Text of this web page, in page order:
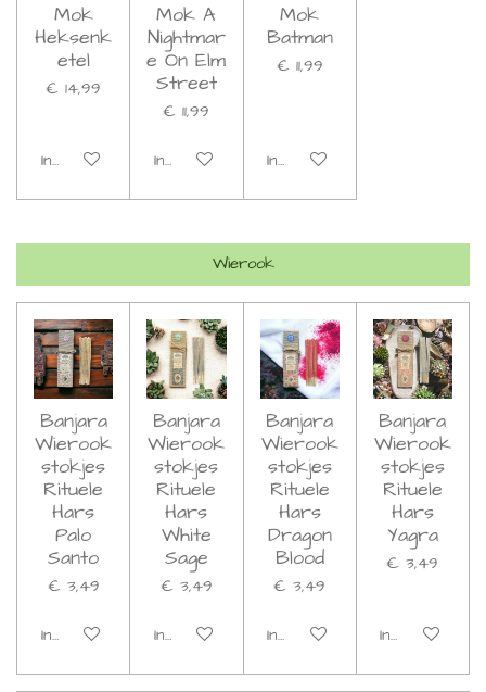
Mok
Heksenk
etel
€ 14,99
In winkelwagen
Mok A
Nightmar
e On Elm
Street
€ 11,99
In winkelwagen
Mok
Batman
€ 11,99
In winkelwagen
Wierook
Banjara
Wierook
stokjes
Rituele
Hars
Palo
Santo
€ 3,49
In winkelwagen
Banjara
Wierook
stokjes
Rituele
Hars
White
Sage
€ 3,49
In winkelwagen
Banjara
Wierook
stokjes
Rituele
Hars
Dragon
Blood
€ 3,49
In winkelwagen
Banjara
Wierook
stokjes
Rituele
Hars
Yagra
€ 3,49
In